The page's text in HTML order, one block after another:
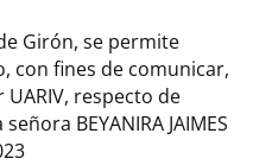
Girón, se permite
con fines de comunicar,
respecto de
BEYANIRA JAIMES